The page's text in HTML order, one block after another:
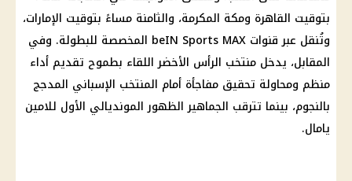
بتوقيت القاهرة ومكة المكرمة، والثامنة مساءً بتوقيت الإمارات،
وتُنقل عبر قنوات beIN Sports MAX المخصصة للبطولة. وفي
المقابل، يدخل منتخب الرأس الأخضر اللقاء بطموح تقديم أداء
منظم ومحاولة تحقيق مفاجأة أمام المنتخب الإسباني المدجج
بالنجوم، بينما تترقب الجماهير الظهور المونديالي الأول للامين
يامال.